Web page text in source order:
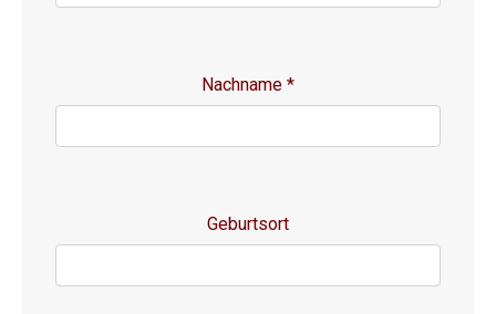
Nachname *
Geburtsort